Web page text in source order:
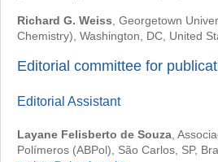
Richard G. Weiss , Georgetown
Chemistry), Washington, DC, United
Editorial committee for
Editorial Assistant
Layane Felisberto de Souza ,
Polímeros (ABPol), São Carlos, SP,